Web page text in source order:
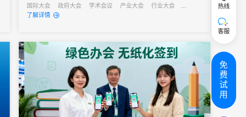
功的第一步。它不仅关系到参会者的第一印象，更直接影响着活动
的组织效率和数据准确性。告别传统纸质签到的繁琐与混乱，电子
者和行业...
国际大会 政府大会 学术会议 产业大会
行业大会
经销商大会
了解详情
热线
客服
免
费
试
用